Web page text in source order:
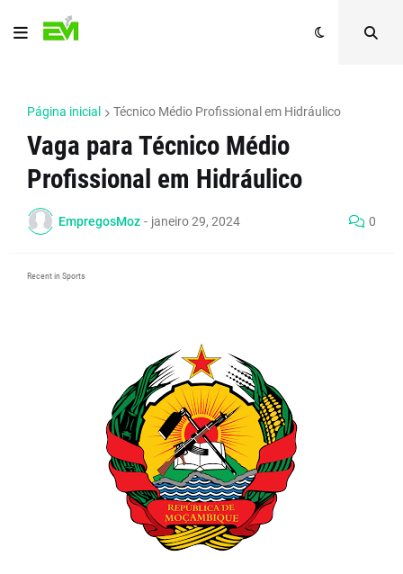
Página inicial Técnico Médio Profissional em Hidráulico
Vaga para Técnico Médio
Profissional em Hidráulico
EmpregosMoz - janeiro 29, 2024 0
Recent in Sports